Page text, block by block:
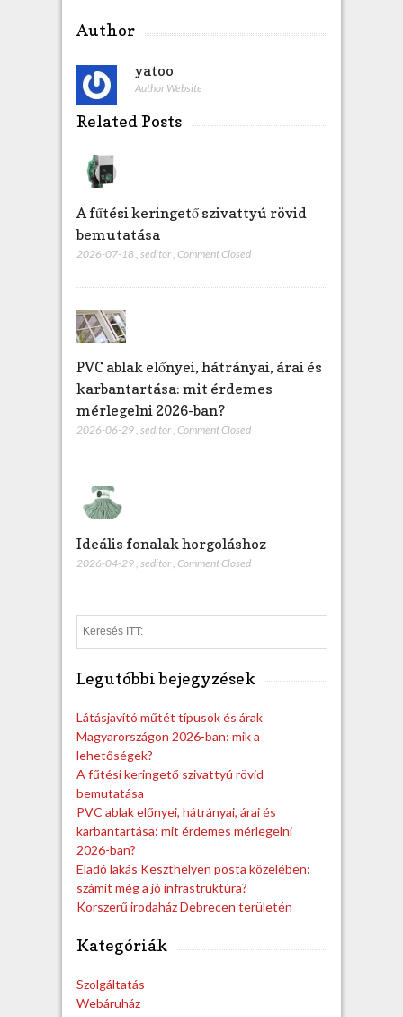
Author
yatoo
Author Website
Related Posts
A fűtési keringető szivattyú rövid
bemutatása
2026-07-18 seditor Comment Closed
PVC ablak előnyei, hátrányai, árai és
karbantartása: mit érdemes
mérlegelni 2026-ban?
2026-06-29, seditor, Comment Closed
Ideális fonalak horgoláshoz
2026-04-29 seditor Comment Closed
e
Legutóbbi bejegyzések
Látásjavító műtét típusok és árak
Magyarországon 2026-ban: mik a
lehetőségek?
A fűtési keringető szivattyú rövid
bemutatása
PVC ablak előnyei, hátrányai, árai és
karbantartása: mit érdemes mérlegelni
2026-ban?
Eladó lakás Keszthelyen posta közelében:
számít még a jó infrastruktúra?
Korszerű irodaház Debrecen területén
Kategóriák
Szolgáltatás
Webáruház